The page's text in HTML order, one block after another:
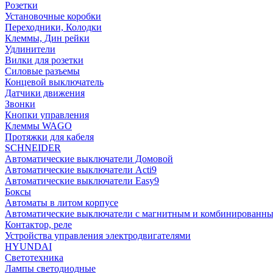
Розетки
Установочные коробки
Переходники, Колодки
Клеммы, Дин рейки
Удлинители
Вилки для розетки
Силовые разъемы
Концевой выключатель
Датчики движения
Звонки
Кнопки управления
Клеммы WAGO
Протяжки для кабеля
SCHNEIDER
Автоматические выключатели Домовой
Автоматические выключатели Acti9
Автоматические выключатели Easy9
Боксы
Автоматы в литом корпусе
Автоматические выключатели с магнитным и
Контактор, реле
Устройства управления электродвигателями
HYUNDAI
Светотехника
Лампы светодиодные